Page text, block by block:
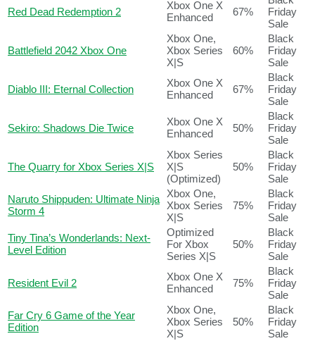
Red Dead Redemption 2
Xbox One X
Enhanced
67%
Friday
Sale
Battlefield 2042 Xbox One
Xbox One,
Xbox Series
X|S
60%
Black
Friday
Sale
Diablo III: Eternal Collection
Xbox One X
Enhanced
67%
Black
Friday
Sale
Sekiro: Shadows Die Twice
Xbox One X
Enhanced
50%
Black
Friday
Sale
The Quarry for Xbox Series X|S
Xbox Series
X|S
(Optimized)
50%
Black
Friday
Sale
Naruto Shippuden: Ultimate Ninja
Storm 4
Xbox One,
Xbox Series
X|S
75%
Black
Friday
Sale
Tiny Tina’s Wonderlands: Next-
Level Edition
Optimized
For Xbox
Series X|S
50%
Black
Friday
Sale
Resident Evil 2
Xbox One X
Enhanced
75%
Black
Friday
Sale
Far Cry 6 Game of the Year
Edition
Xbox One,
Xbox Series
X|S
50%
Black
Friday
Sale